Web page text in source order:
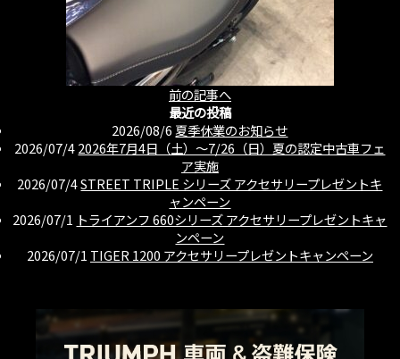
前の記事へ
最近の投稿
2026/08/6 夏季休業のお知らせ
2026/07/42026年7月4日（土）〜7/26（日）夏の認定中古車フェ
ア実施
2026/07/4STREET TRIPLE シリーズ アクセサリープレゼントキ
ャンペーン
2026/07/1 トライアンフ 660シリーズ アクセサリープレゼントキャ
ンペーン
2026/07/1 TIGER 1200 アクセサリープレゼントキャンペーン